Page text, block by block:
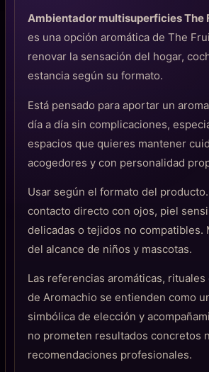
Ambientador multisuperficies The
es una opción aromática de The
renovar la sensación del hogar,
estancia según su formato.
Está pensado para aportar un
día a día sin complicaciones,
espacios que quieres mantener
acogedores y con personalidad
Usar según el formato del
contacto directo con ojos, piel
delicadas o tejidos no compatibles.
del alcance de niños y mascotas.
Las referencias aromáticas,
de Aromachio se entienden como
simbólica de elección y
no prometen resultados concretos
recomendaciones profesionales.